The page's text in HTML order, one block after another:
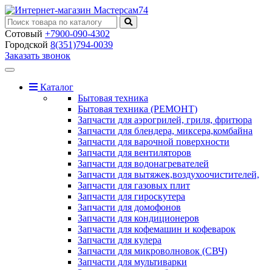
Сотовый +7900-090-4302
Городской 8(351)794-0039
Заказать звонок
Toggle
navigationКаталог
Бытовая техника
Бытовая техника (РЕМОНТ)
Запчасти для аэрогрилей, гриля, фритюра
Запчасти для блендера, миксера,комбайна
Запчасти для варочной поверхности
Запчасти для вентиляторов
Запчасти для водонагревателей
Запчасти для вытяжек,воздухоочистителей,
Запчасти для газовых плит
Запчасти для гироскутера
Запчасти для домофонов
Запчасти для кондиционеров
Запчасти для кофемашин и кофеварок
Запчасти для кулера
Запчасти для микроволновок (СВЧ)
Запчасти для мультиварки